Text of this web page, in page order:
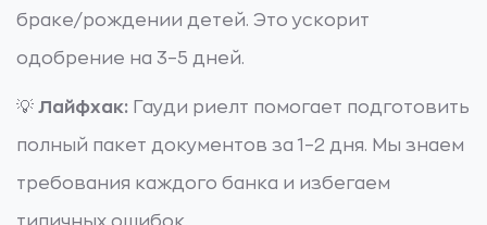
браке/рождении детей. Это ускорит
одобрение на 3–5 дней.
💡 Лайфхак: Гауди риелт помогает подготовить
полный пакет документов за 1–2 дня. Мы знаем
требования каждого банка и избегаем